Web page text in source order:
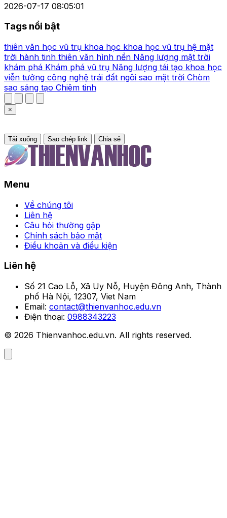
2026-07-17 08:05:01
Tags nổi bật
thiên văn học vũ trụ khoa học khoa học vũ trụ hệ mặt
trời hành tinh thiên văn hình nền Năng lượng mặt trời
khám phá Khám phá vũ trụ Năng lượng tái tạo khoa học
viễn tưởng công nghệ trái đất ngôi sao mặt trời Chòm
sao sáng tạo Chiêm tinh
×
Tải xuống Sao chép link Chia sẻ
Menu
Về chúng tôi
Liên hệ
Câu hỏi thường gặp
Chính sách bảo mật
Điều khoản và điều kiện
Liên hệ
Số 21 Cao Lỗ, Xã Uy Nỗ, Huyện Đông Anh, Thành
phố Hà Nội, 12307, Viet Nam
Email: contact@thienvanhoc.edu.vn
Điện thoại: 0988343223
© 2026 Thienvanhoc.edu.vn. All rights reserved.